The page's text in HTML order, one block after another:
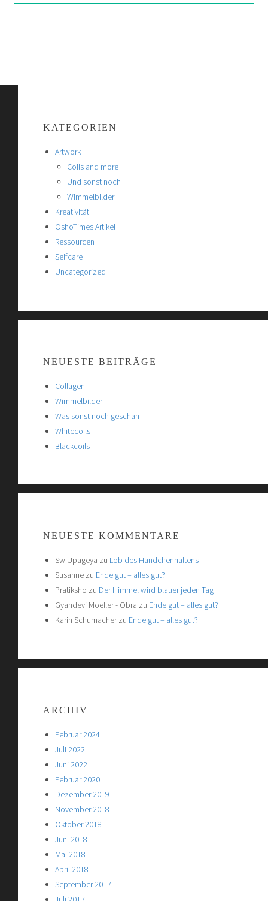
KATEGORIEN
Artwork
Coils and more
Und sonst noch
Wimmelbilder
Kreativität
OshoTimes Artikel
Ressourcen
Selfcare
Uncategorized
NEUESTE BEITRÄGE
Collagen
Wimmelbilder
Was sonst noch geschah
Whitecoils
Blackcoils
NEUESTE KOMMENTARE
Sw Upageya zu Lob des Händchenhaltens
Susannezu Ende gut – alles gut?
Pratiksho zu Der Himmel wird blauer jeden Tag
Gyandevi Moeller - Obra zu Ende gut – alles gut?
Karin Schumacherzu Ende gut – alles gut?
ARCHIV
Februar 2024
Juli 2022
Juni 2022
Februar 2020
Dezember 2019
November 2018
Oktober 2018
Juni 2018
Mai 2018
April 2018
September 2017